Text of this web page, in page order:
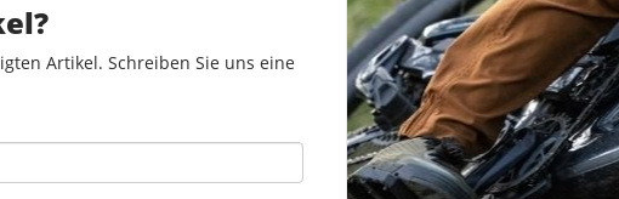
Artikel. Schreiben Sie uns eine